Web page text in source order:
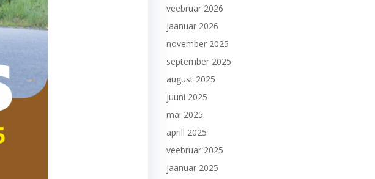
veebruar 2026
jaanuar 2026
november 2025
september 2025
august 2025
juuni 2025
mai 2025
aprill 2025
veebruar 2025
jaanuar 2025